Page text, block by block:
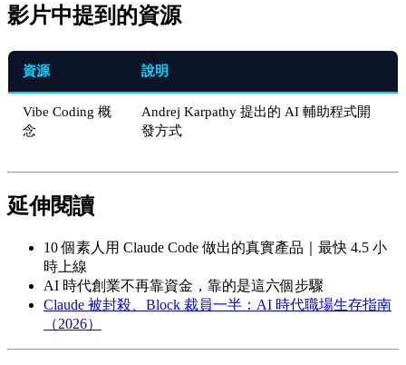
影片中提到的資源
資源 說明
Vibe Coding 概
念
Andrej Karpathy 提出的 AI 輔助程式開
發方式
延伸閱讀
10 個素人用 Claude Code 做出的真實產品｜最快 4.5 小
時上線
AI 時代創業不再靠資金，靠的是這六個步驟
Claude 被封殺、Block 裁員一半：AI 時代職場生存指南
（2026）